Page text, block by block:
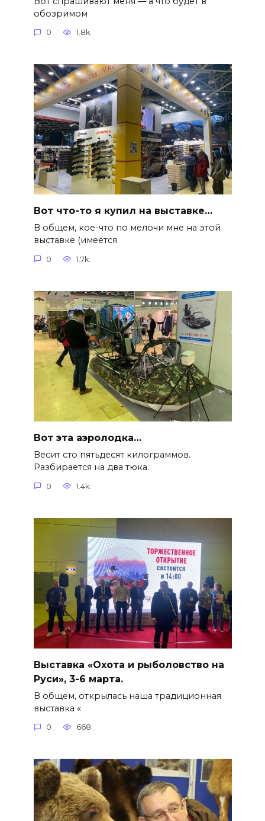
обозримом
0 1.8k.
Вот что-то я купил на выставке…
В общем, кое-что по мелочи мне на этой
выставке (имеется
0 1.7k.
Вот эта аэролодка…
Весит сто пятьдесят килограммов.
Разбирается на два тюка.
0 1.4k.
Выставка «Охота и рыболовство на
Руси», 3-6 марта.
В общем, открылась наша традиционная
выставка «
0 668